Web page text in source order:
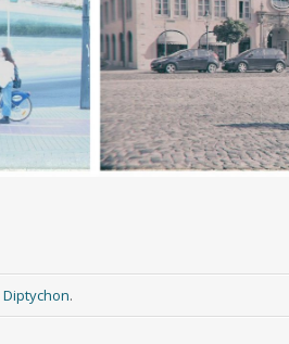
Diptychon.